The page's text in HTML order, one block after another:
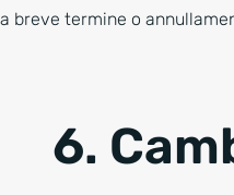
breve termine o
6.